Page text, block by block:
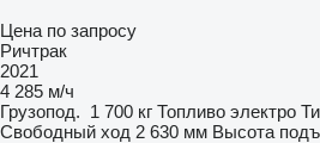
Цена по запросу
Ричтрак
2021
4 285 м/ч
Грузопод. 1 700 кг Топливо электро
Свободный ход 2 630 мм Высота